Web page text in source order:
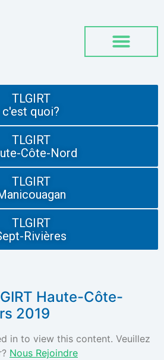
TLGIRT
c'est quoi?
TLGIRT
Côte-Nord
TLGIRT
TLGIRT
Rivières
Haute-Côte-
2019
in to view this content. Veuillez
Nous Rejoindre